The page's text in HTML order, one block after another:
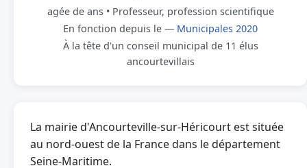
agée de ans • Professeur, profession scientifique
En fonction depuis le — Municipales 2020
À la tête d'un conseil municipal de 11 élus
ancourtevillais
La mairie d'Ancourteville-sur-Héricourt est située
au nord-ouest de la France dans le département
Seine-Maritime.